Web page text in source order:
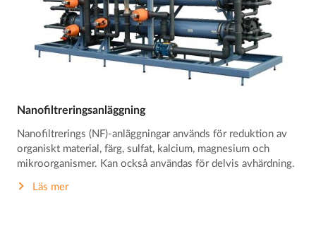
Nanofiltreringsanläggning
Nanofiltrerings (NF)-anläggningar används för reduktion av
organiskt material, färg, sulfat, kalcium, magnesium och
mikroorganismer. Kan också användas för delvis avhärdning.
Läs mer